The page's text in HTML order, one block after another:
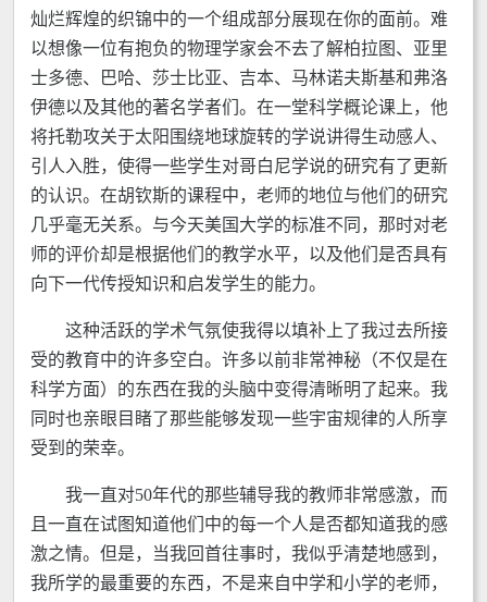
灿烂辉煌的织锦中的一个组成部分展现在你的面前。难
以想像一位有抱负的物理学家会不去了解柏拉图、亚里
士多德、巴哈、莎士比亚、吉本、马林诺夫斯基和弗洛
伊德以及其他的著名学者们。在一堂科学概论课上，他
将托勒攻关于太阳围绕地球旋转的学说讲得生动感人、
引人入胜，使得一些学生对哥白尼学说的研究有了更新
的认识。在胡钦斯的课程中，老师的地位与他们的研究
几乎毫无关系。与今天美国大学的标准不同，那时对老
师的评价却是根据他们的教学水平，以及他们是否具有
向下一代传授知识和启发学生的能力。
这种活跃的学术气氛使我得以填补上了我过去所接
受的教育中的许多空白。许多以前非常神秘（不仅是在
科学方面）的东西在我的头脑中变得清晰明了起来。我
同时也亲眼目睹了那些能够发现一些宇宙规律的人所享
受到的荣幸。
我一直对50年代的那些辅导我的教师非常感激，而
且一直在试图知道他们中的每一个人是否都知道我的感
激之情。但是，当我回首往事时，我似乎清楚地感到，
我所学的最重要的东西，不是来自中学和小学的老师，